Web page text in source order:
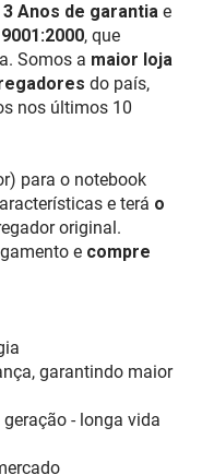
3 Anos de garantia e
, que
Somos a maior loja
do país,
nos últimos 10
para o notebook
e terá o
original.
e compre
garantindo maior
- longa vida